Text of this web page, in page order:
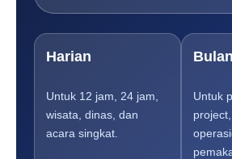
Harian
Untuk 12 jam, 24 jam,
wisata, dinas, dan
acara singkat.
Untuk